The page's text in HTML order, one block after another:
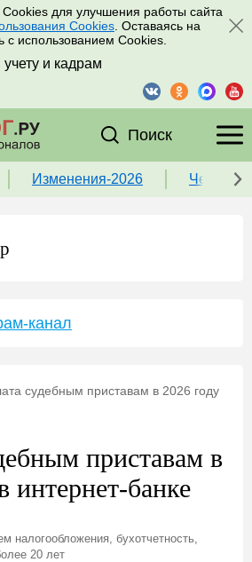
для улучшения работы сайта
Cookies . Оставаясь на
с использованием Cookies.
и кадрам
Поиск
Изменения-2026 Чек-
канал
судебным приставам в 2026 году
приставам в
интернет-банке
налогообложения, бухотчетность,
20 лет